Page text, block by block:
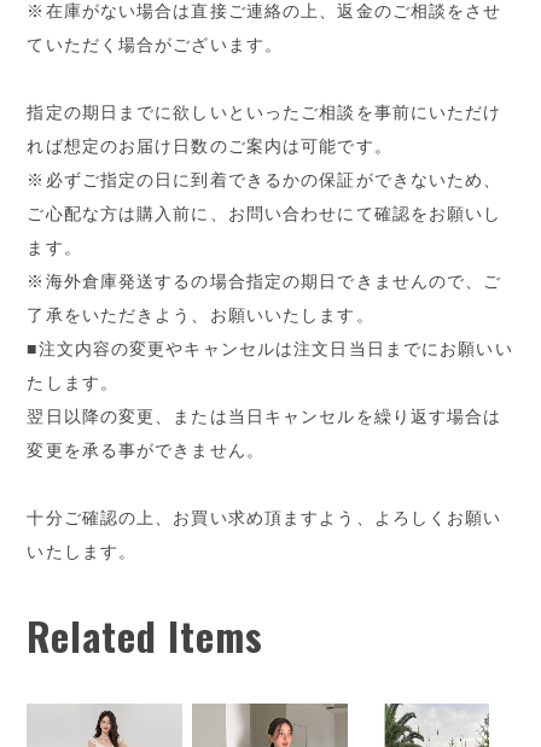
※在庫がない場合は直接ご連絡の上、返金のご相談をさせ
ていただく場合がございます。
指定の期日までに欲しいといったご相談を事前にいただけ
れば想定のお届け日数のご案内は可能です。
※必ずご指定の日に到着できるかの保証ができないため、
ご心配な方は購入前に、お問い合わせにて確認をお願いし
ます。
※海外倉庫発送するの場合指定の期日できませんので、ご
了承をいただきよう、お願いいたします。
■注文内容の変更やキャンセルは注文日当日までにお願いい
たします。
翌日以降の変更、または当日キャンセルを繰り返す場合は
変更を承る事ができません。
十分ご確認の上、お買い求め頂ますよう、よろしくお願い
いたします。
Related Items